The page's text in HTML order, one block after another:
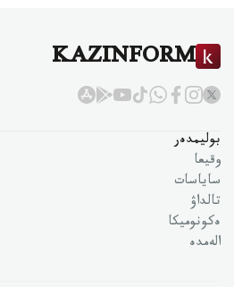
KAZINFORM
بوليمدەر
وقيعا
ساياسات
تالداۋ
ەكونوميكا
الەمدە